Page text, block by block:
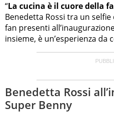
“La cucina è il cuore della
Benedetta Rossi tra un
fan presenti
insieme, è un’esperienza da
Benedetta Rossi
Super Benny